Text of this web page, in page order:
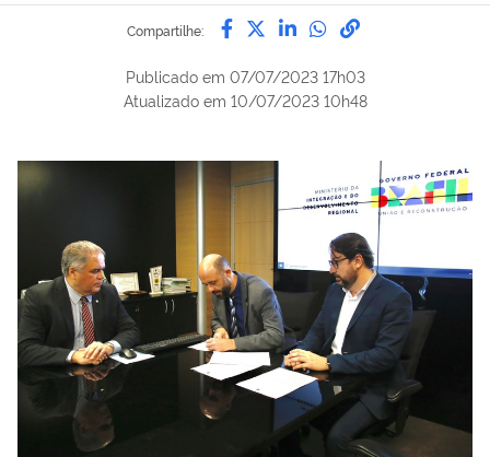
Compartilhe: Compartilhe por Facebook
Compartilhe por Twitter
Compartilhe por
Compartilhe
link para
Publicado em 07/07/2023 17h03
Atualizado em 10/07/2023 10h48